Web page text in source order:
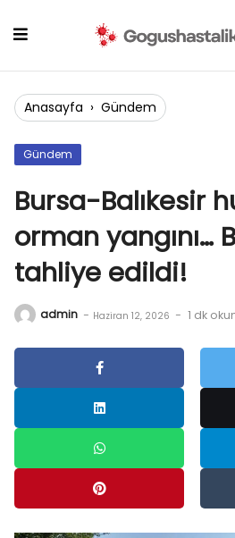
Anasayfa › Gündem
Gündem
Bursa-Balıkesir
orman yangını…
tahliye edildi!
admin - Haziran 12, 2026 - 1 dk